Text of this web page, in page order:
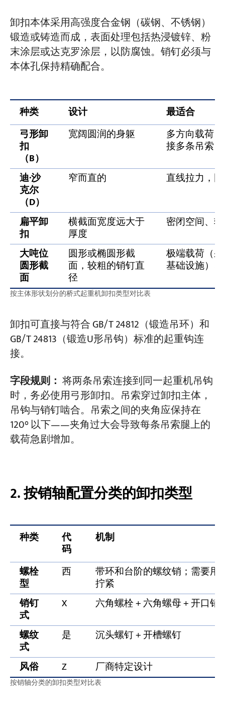
卸扣本体采用高强度合金钢（碳钢、不锈钢）
锻造或铸造而成，表面处理包括热浸镀锌、粉
末涂层或达克罗涂层，以防腐蚀。销钉必须与
本体孔保持精确配合。
种类 设计
最适合
弓形卸
扣
（B）
宽阔圆润的身躯 多方向载荷
接多条吊索
迪·沙
克尔
（D）
窄而直的 直线拉力，
扁平卸
扣
横截面宽度远大于
厚度
密闭空间、
大吨位
圆形截
面
圆形或椭圆形截
面，较粗的销钉直
径
极端载荷（
基础设施）
按主体形状划分的桥式起重机卸扣类型对比表
卸扣可直接与符合 GB/T 24812（锻造吊环）和
GB/T 24813（锻造U形吊钩）标准的起重钩连
接。
字段规则： 将两条吊索连接到同一起重机吊钩
时，务必使用弓形卸扣。吊索穿过卸扣主体，
吊钩与销钉啮合。吊索之间的夹角应保持在
120° 以下——夹角过大会导致每条吊索腿上的
载荷急剧增加。
2. 按销轴配置分类的卸扣类型
种类 代
码
机制
螺栓
型
西 带环和台阶的螺纹销；需要用
拧紧
销钉
式
X 六角螺栓 + 六角螺母 + 开口销
螺纹
式
是 沉头螺钉 + 开槽螺钉
风俗 Z 厂商特定设计
按销轴分类的卸扣类型对比表